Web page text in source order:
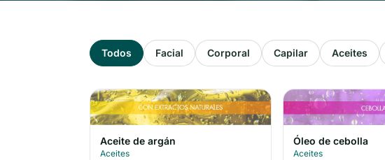
Todos Facial Corporal Capilar Aceites
Aceite de argán
Aceites
Óleo de cebolla
Aceites